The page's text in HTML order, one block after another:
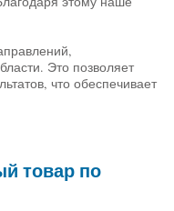
Это позволяет
что обеспечивает
товар по